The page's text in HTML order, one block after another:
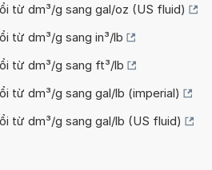
từ dm³/g sang gal/oz (US fluid)
từ dm³/g sang in³/lb
từ dm³/g sang ft³/lb
từ dm³/g sang gal/lb (imperial)
từ dm³/g sang gal/lb (US fluid)